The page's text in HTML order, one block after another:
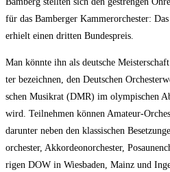
für das Bam­ber­ger Kam­mer­or­ches­ter:
erhielt einen drit­ten Bundespreis.
Man könn­te ihn als deut­sche
ter bezeich­nen, den Deut­schen
schen Musik­rat (DMR) im olym­pi­schen
wird. Teil­neh­men kön­nen Ama­teur-
dar­un­ter neben den klas­si­schen
or­ches­ter, Akkor­de­on­or­ches­ter,
ri­gen DOW in Wies­ba­den, Mainz und